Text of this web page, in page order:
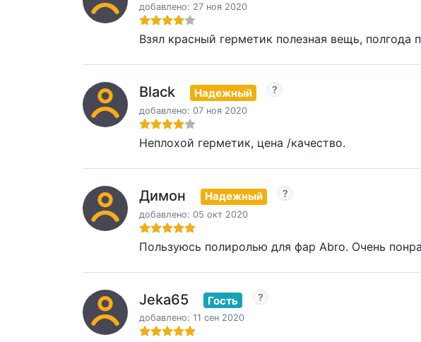
добавлено: 27 ноя 2020
Взял красный герметик полезная вещь,
Black Надежный
добавлено: 07 ноя 2020
Неплохой герметик, цена /качество.
Димон Надежный
добавлено: 05 окт 2020
Пользуюсь полиролью для фар Abro. Очень
Jeka65 Гость
добавлено: 11 сен 2020